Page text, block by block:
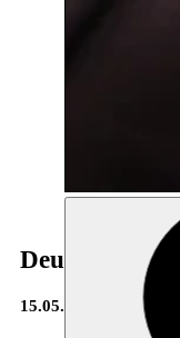
Deugdzame
15.05.2014